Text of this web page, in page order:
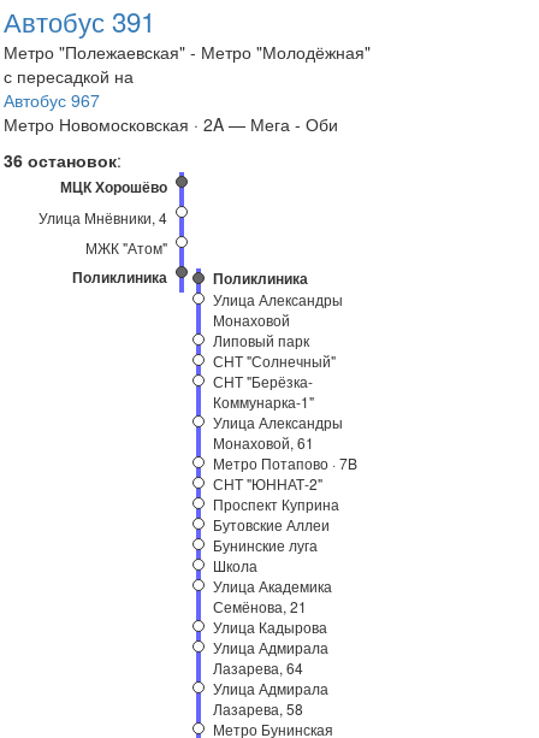
Автобус 391
Метро "Полежаевская" - Метро "Молодёжная"
с пересадкой на
Автобус 967
Метро Новомосковская · 2A — Мега - Оби
36 остановок:
МЦК Хорошёво
Улица Мнёвники, 4
МЖК "Атом"
Поликлиника Поликлиника
Улица Александры
Монаховой
Липовый парк
СНТ "Солнечный"
СНТ "Берёзка-
Коммунарка-1"
Улица Александры
Монаховой, 61
Метро Потапово · 7B
СНТ "ЮННАТ-2"
Проспект Куприна
Бутовские Аллеи
Бунинские луга
Школа
Улица Академика
Семёнова, 21
Улица Кадырова
Улица Адмирала
Лазарева, 64
Улица Адмирала
Лазарева, 58
Метро Бунинская